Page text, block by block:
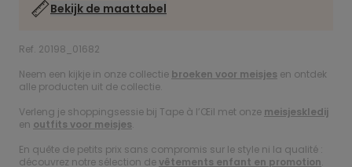
Bekijk de maattabel
Ref. 20198_01682
Neem een kijkje in onze collectie broeken voor meisjes en ontdek
alle producten uit de collectie.
Verleng je shoppingsessie bij Tape à l’Œil met onze meisjeskledij
en outfits voor meisjes.
En quête de petits prix sans compromis sur le style ni la qualité :
découvrez notre sélection devêtements enfant en promotion.